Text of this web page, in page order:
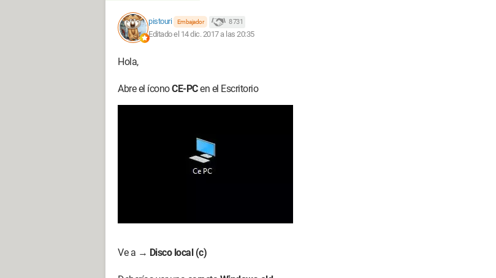
pistouri Embajador 8 731
Editado el 14 dic. 2017 a las 20:35
Hola,
Abre el íconoCE-PCen el Escritorio
Ve a → Disco local (c)